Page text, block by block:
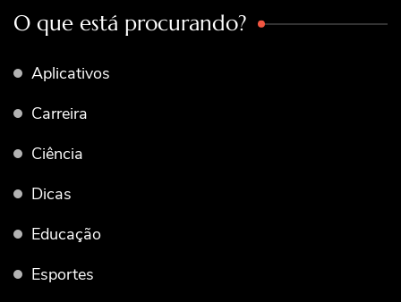
O que está procurando?
Aplicativos
Carreira
Ciência
Dicas
Educação
Esportes